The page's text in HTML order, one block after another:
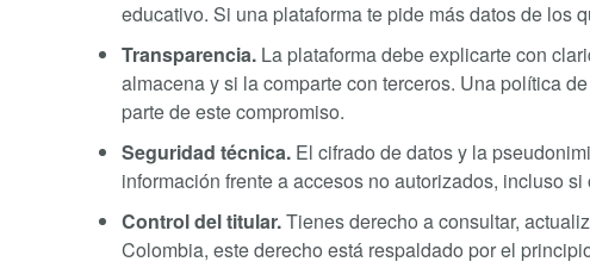
educativo. Si una plataforma te pide más datos de los
Transparencia. La plataforma debe explicarte con
almacena y si la comparte con terceros. Una política
parte de este compromiso.
Seguridad técnica. El cifrado de datos y la
información frente a accesos no autorizados, incluso
Control del titular.Tienes derecho a consultar,
Colombia, este derecho está respaldado por el